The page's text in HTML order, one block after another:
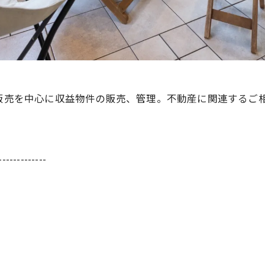
を中心に収益物件の販売、管理。不動産に関連するご